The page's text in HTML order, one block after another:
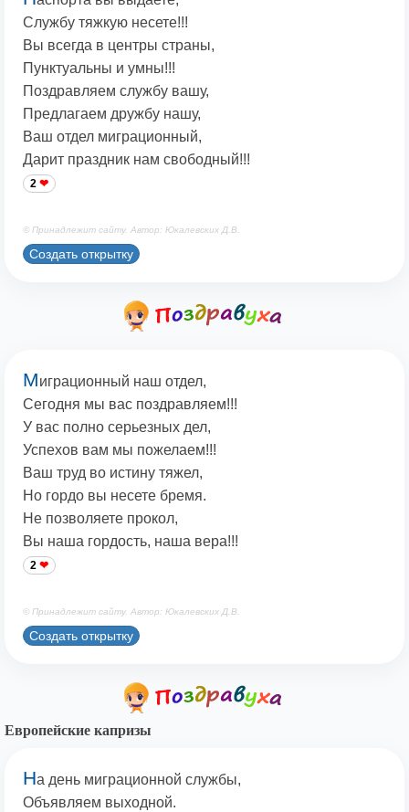
Службу тяжкую несете!!!
Вы всегда в центры страны,
Пунктуальны и умны!!!
Поздравляем службу вашу,
Предлагаем дружбу нашу,
Ваш отдел миграционный,
Дарит праздник нам свободный!!!
2
© Принадлежит сайту. Автор: Юкалевских Д.В.
Создать открытку
Миграционный наш отдел,
Сегодня мы вас поздравляем!!!
У вас полно серьезных дел,
Успехов вам мы пожелаем!!!
Ваш труд во истину тяжел,
Но гордо вы несете бремя.
Не позволяете прокол,
Вы наша гордость, наша вера!!!
2
© Принадлежит сайту. Автор: Юкалевских Д.В.
Создать открытку
Европейские капризы
На день миграционной службы,
Объявляем выходной.